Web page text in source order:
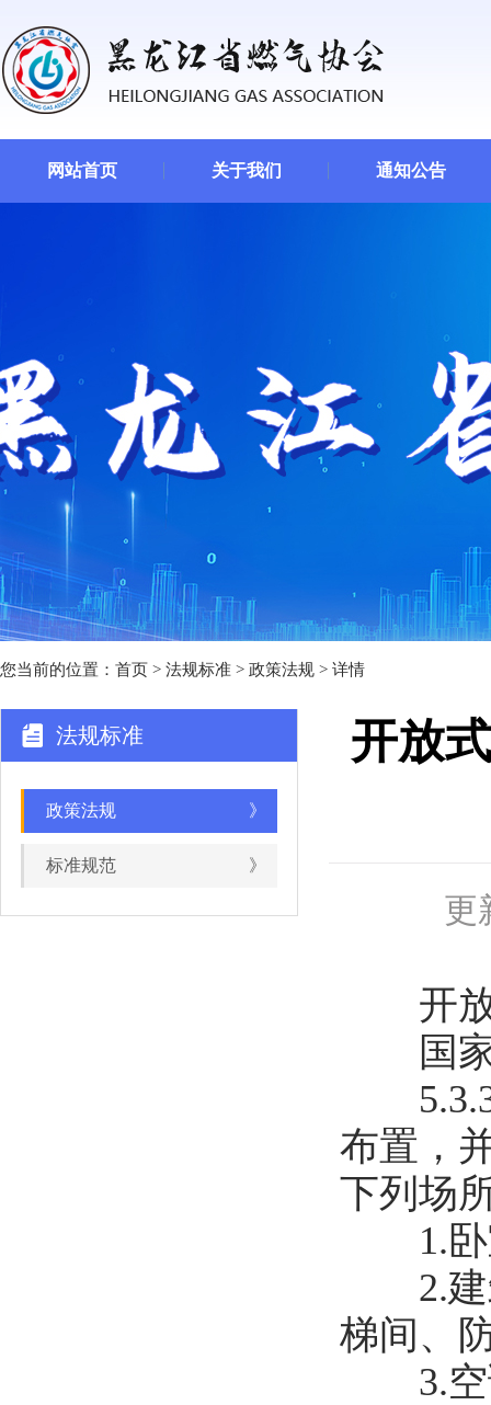
网站首页 关于我们 通知公告
您当前的位置： 首页 > 法规标准 > 政策法规 > 详情
法规标准
政策法规 》
标准规范 》
开放
更
开放
国家
5.3.3
布置，
下列场
1.卧
2.建
梯间、
3.空